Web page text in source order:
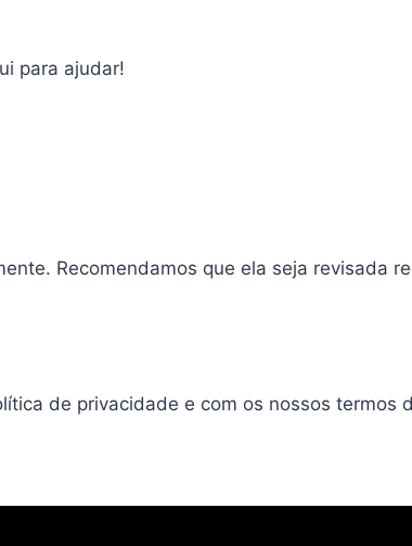
para ajudar!
Recomendamos que ela seja revisada
de privacidade e com os nossos termos